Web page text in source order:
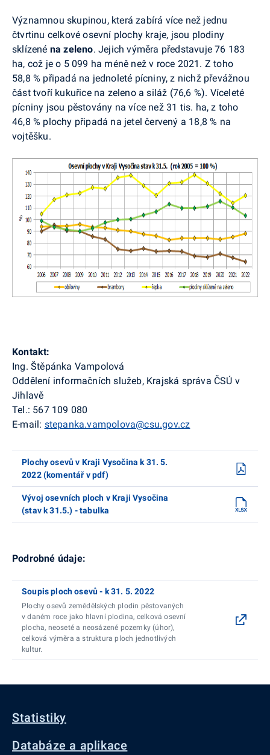
Významnou skupinou, která zabírá více než jednu
čtvrtinu celkové osevní plochy kraje, jsou plodiny
sklízené na zeleno. Jejich výměra představuje 76 183
ha, což je o 5 099 ha méně než v roce 2021. Z toho
58,8 % připadá na jednoleté pícniny, z nichž převážnou
část tvoří kukuřice na zeleno a siláž (76,6 %). Víceleté
pícniny jsou pěstovány na více než 31 tis. ha, z toho
46,8 % plochy připadá na jetel červený a 18,8 % na
vojtěšku.
Kontakt:
Ing. Štěpánka Vampolová
Oddělení informačních služeb, Krajská správa ČSÚ v
Jihlavě
Tel.: 567 109 080
E-mail: stepanka.vampolova@csu.gov.cz
Plochy osevů v Kraji Vysočina k 31. 5.
2022 (komentář v pdf)
Vývoj osevních ploch v Kraji Vysočina
(stav k 31.5.) - tabulka
Podrobné údaje:
Soupis ploch osevů - k 31. 5. 2022
Plochy osevů zemědělských plodin pěstovaných
v daném roce jako hlavní plodina, celková osevní
plocha, neoseté a neosázené pozemky (úhor),
celková výměra a struktura ploch jednotlivých
kultur.
Statistiky
Databáze a aplikace